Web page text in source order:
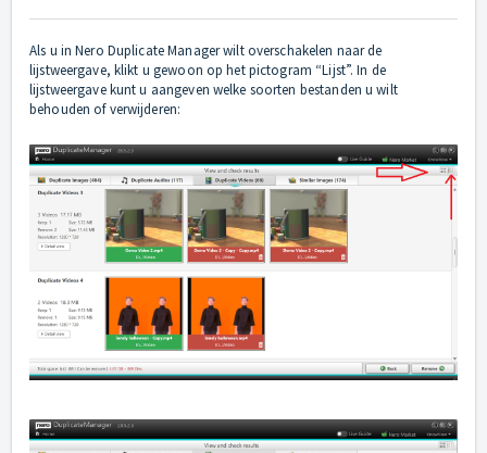
Als u in Nero Duplicate Manager wilt overschakelen naar de
lijstweergave, klikt u gewoon op het pictogram “Lijst”. In de
lijstweergave kunt u aangeven welke soorten bestanden u wilt
behouden of verwijderen: